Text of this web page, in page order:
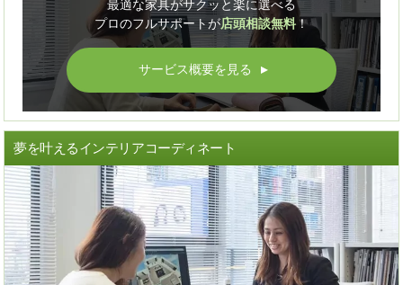
最適な家具がサクッと楽に選べる
プロのフルサポートが店頭相談無料！
サービス概要を見る ▲
夢を叶えるインテリアコーディネート